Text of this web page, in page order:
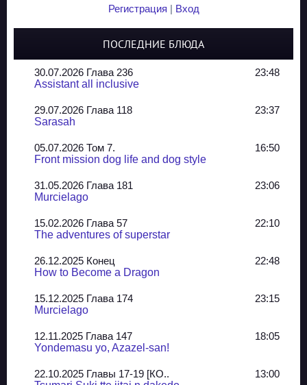
Регистрация | Вход
ПОСЛЕДНИЕ БЛЮДА
30.07.2026 Глава 236
23:48
Assistant all inclusive
29.07.2026 Глава 118
23:37
Sarasah
05.07.2026 Том 7.
16:50
Front mission dog life and dog style
31.05.2026 Глава 181
23:06
Murcielago
15.02.2026 Глава 57
22:10
The adventures of superstar
26.12.2025 Конец
22:48
How to Become a Dragon
15.12.2025 Глава 174
23:15
Murcielago
12.11.2025 Глава 147
18:05
Yondemasu yo, Azazel-san!
22.10.2025 Главы 17-19 [КО..
13:00